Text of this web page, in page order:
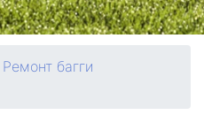
Ремонт багги